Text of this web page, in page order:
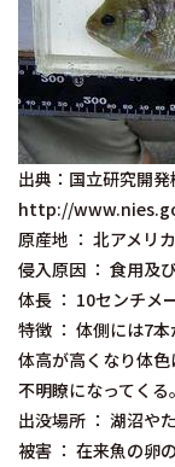
出典：国立研究開
http://
原産地 ： 北アメリカ
侵入原因 ： 食用及
体長 ： 10センチメ
特徴 ： 体側には7
体高が高くなり体
不明瞭になってくる
出没場所 ： 湖沼や
被害 ： 在来魚の卵